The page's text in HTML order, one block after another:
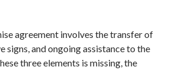
agreement involves the transfer of
signs, and ongoing assistance to the
three elements is missing, the